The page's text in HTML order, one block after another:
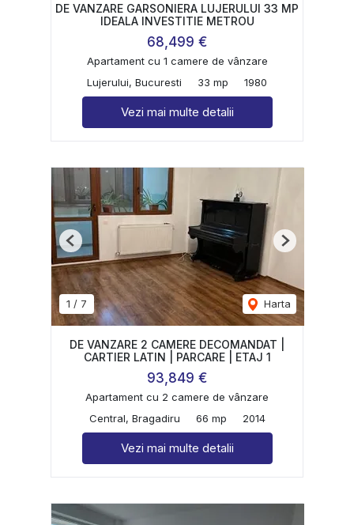
DE VANZARE GARSONIERA LUJERULUI 33 MP
IDEALA INVESTITIE METROU
68,499 €
Apartament cu 1 camere de vânzare
Lujerului, Bucuresti
33 mp 1980
Vezi mai multe detalii
1 / 7 Harta
Previous Next
DE VANZARE 2 CAMERE DECOMANDAT |
CARTIER LATIN | PARCARE | ETAJ 1
93,849 €
Apartament cu 2 camere de vânzare
Central, Bragadiru
66 mp 2014
Vezi mai multe detalii